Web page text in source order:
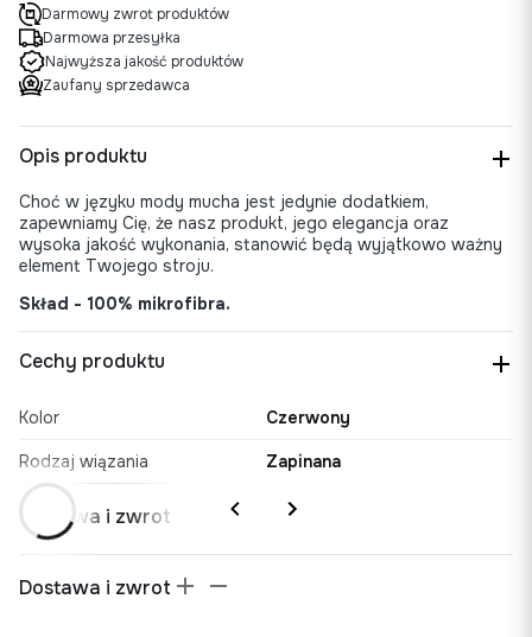
Darmowy zwrot produktów
Darmowa przesyłka
Najwyższa jakość produktów
Zaufany sprzedawca
Opis produktu
Choć w języku mody mucha jest jedynie dodatkiem,
zapewniamy Cię, że nasz produkt, jego elegancja oraz
wysoka jakość wykonania, stanowić będą wyjątkowo ważny
element Twojego stroju.
Skład - 100% mikrofibra.
Cechy produktu
Kolor Czerwony
Rodzaj wiązania Zapinana
Dostawa i zwrot
Dostawa i zwrot